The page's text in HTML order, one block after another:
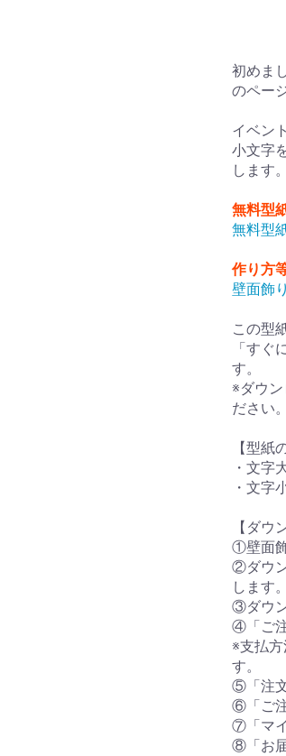
初めま
のペー
イベン
小文字
します。
無料型
無料型
作り方
壁面飾
この型
「す
す。
※ダウ
ださい。
【型紙
・文字
・文字
【ダウ
①壁面
②ダウ
します。
③ダウ
④「ご
※支払
す。
⑤「注
⑥「ご
⑦「マ
⑧「お